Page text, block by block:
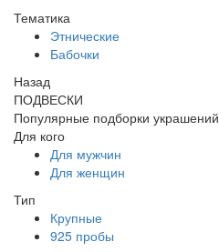
Тематика
Этнические
Бабочки
Назад
ПОДВЕСКИ
Популярные подборки украшений
Для кого
Для мужчин
Для женщин
Тип
Крупные
925 пробы